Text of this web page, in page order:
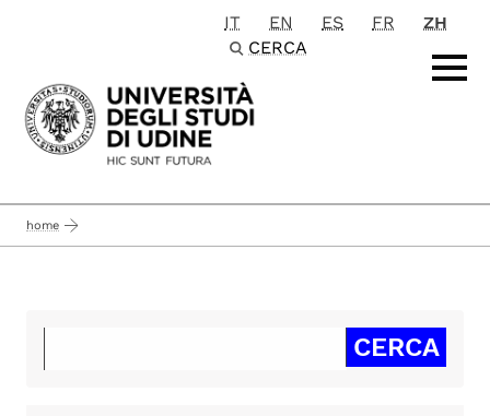
Passa al contenuto principale
IT EN ES FR
ZH
CERCA
home